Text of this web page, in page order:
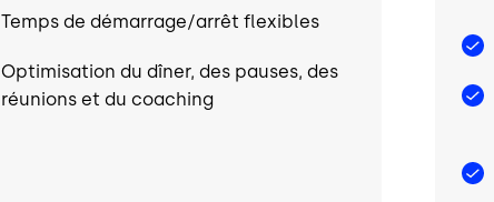
Temps de démarrage/arrêt flexibles
Optimisation du dîner, des pauses, des
réunions et du coaching